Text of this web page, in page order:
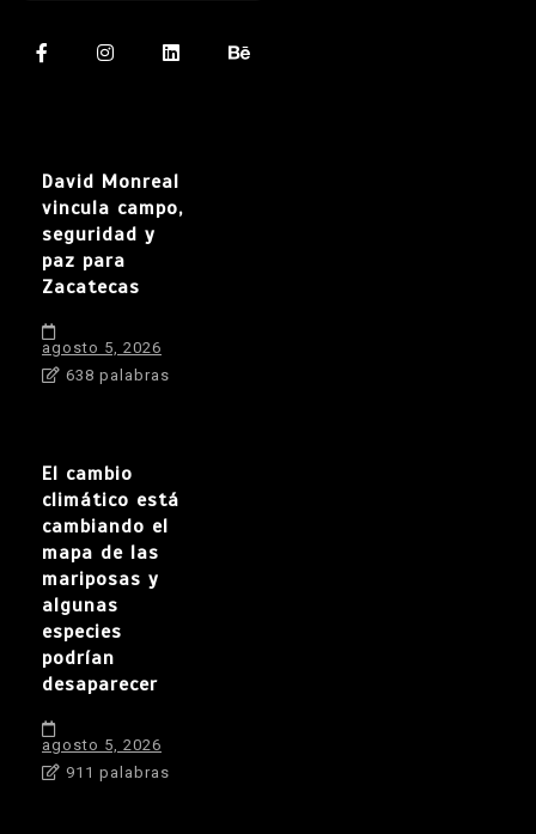
David Monreal
vincula campo,
seguridad y
paz para
Zacatecas
agosto 5, 2026
638 palabras
El cambio
climático está
cambiando el
mapa de las
mariposas y
algunas
especies
podrían
desaparecer
agosto 5, 2026
911 palabras